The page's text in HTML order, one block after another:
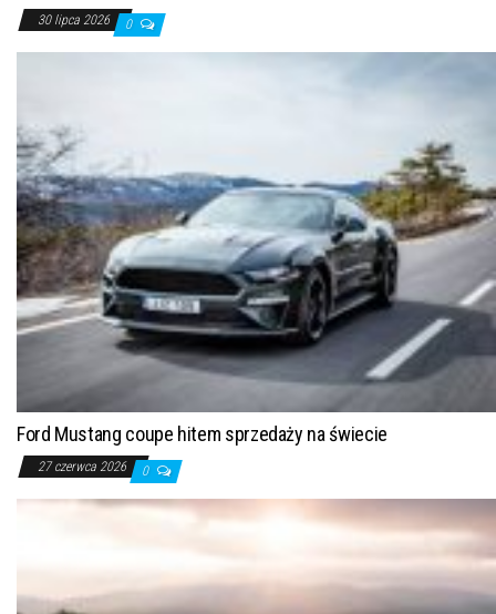
30 lipca 2026 0
Ford Mustang coupe hitem sprzedaży na świecie
27 czerwca 2026 0